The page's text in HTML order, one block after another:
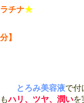
ラチナ★
分】
とろみ美容液で付
もハリ、ツヤ、潤い